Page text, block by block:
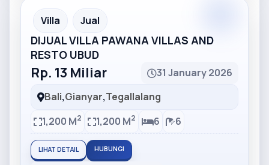
Partner Ad
Villa Jual
DIJUAL VILLA PAWANA VILLAS AND
RESTO UBUD
Rp. 13 Miliar
31 January 2026
Bali,Gianyar,Tegallalang
1,200 M2 1,200 M2 6 6
LIHAT DETAIL HUBUNGI